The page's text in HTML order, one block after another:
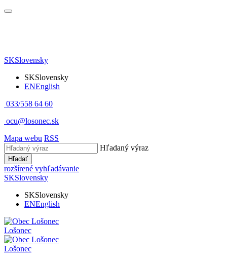
SKSlovensky
SKSlovensky
ENEnglish
033/558 64 60
ocu@losonec.sk
Mapa webu RSS
Hľadaný výraz
Hľadať
rozšírené vyhľadávanie
SKSlovensky
SKSlovensky
ENEnglish
Lošonec
Lošonec